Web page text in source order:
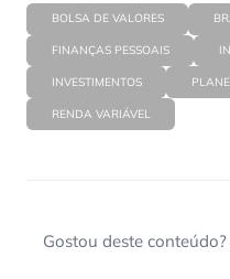
BOLSA DE VALORES
FINANÇAS PESSOAIS
INVESTIMENTOS
RENDA VARIÁVEL
Gostou deste